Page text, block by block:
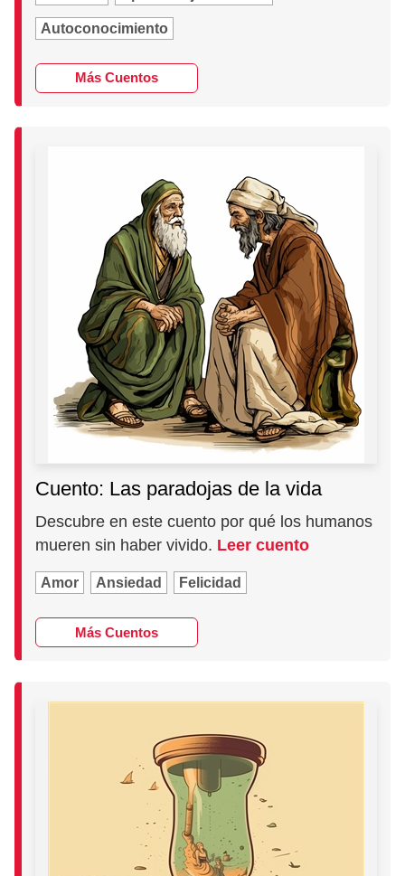
Autoconocimiento
Más Cuentos
Cuento: Las paradojas de la vida
Descubre en este cuento por qué los humanos
mueren sin haber vivido. Leer cuento
Amor Ansiedad Felicidad
Más Cuentos